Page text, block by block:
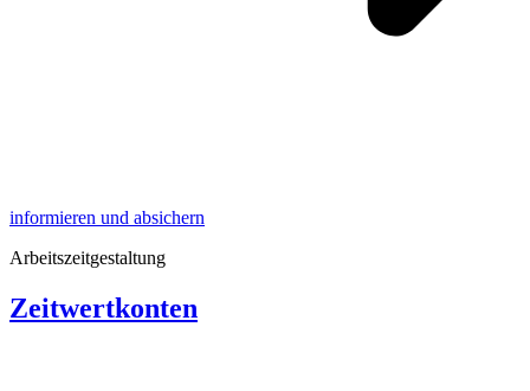
informieren und absichern
Arbeitszeitgestaltung
Zeitwertkonten